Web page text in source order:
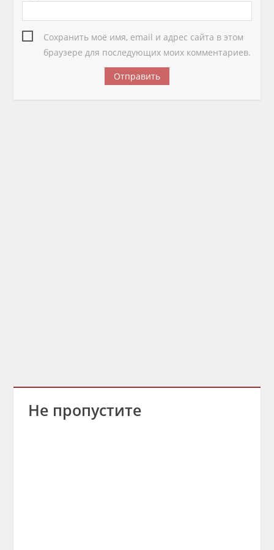
Сохранить моё имя, email и адрес сайта в этом
браузере для последующих моих комментариев.
Не пропустите